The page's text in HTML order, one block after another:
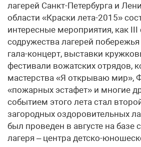
лагерей Санкт-Петербурга и
области «Краски лета-2015»
интересные мероприятия, как
содружества лагерей
гала-концерт, выставки
фестивали вожатских отрядов,
мастерства «Я открываю мир»,
«пожарных эстафет» и многие
событием этого лета стал
загородных оздоровительных
был проведен в августе на базе
лагеря – центра детско-